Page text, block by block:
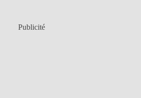
Publicité